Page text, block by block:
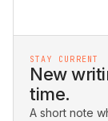
STAY CURRENT
New
time.
A short note